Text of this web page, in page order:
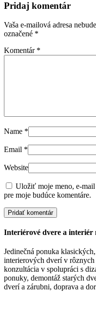
Pridaj komentár
Vaša e-mailová adresa
označené *
Komentár *
Name *
Email *
Website
Uložiť moje meno, e-
pre moje budúce komentáre.
Interiérové dvere a interiér
Jedinečná ponuka
interierových dverí v rôznych
konzultácia v spolupráci s
ponuky, demontáž starých
dverí a zárubni, doprava a